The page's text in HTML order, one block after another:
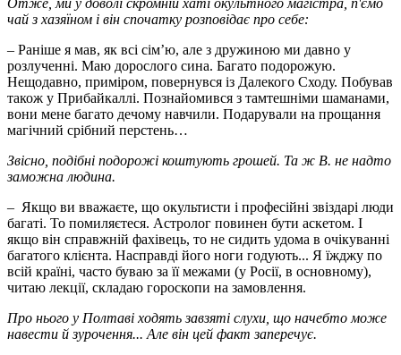
чай з хазяїном і він спочатку розповідає про себе:
– Раніше я мав, як всі сім’ю, але з дружиною ми давно у
розлученні. Маю дорослого сина. Багато подорожую.
Нещодавно, приміром, повернувся із Далекого Сходу. Побував
також у Прибайкаллі. Познайомився з тамтешніми шаманами,
вони мене багато дечому навчили. Подарували на прощання
магічний срібний перстень…
Звісно, подібні подорожі коштують грошей. Та ж В. не надто
заможна людина.
– Якщо ви вважаєте, що окультисти і професійні звіздарі люди
багаті. То помиляєтеся. Астролог повинен бути аскетом. І
якщо він справжній фахівець, то не сидить удома в очікуванні
багатого клієнта. Насправді його ноги годують... Я їжджу по
всій країні, часто буваю за її межами (у Росії, в основному),
читаю лекції, складаю гороскопи на замовлення.
Про нього у Полтаві ходять завзяті слухи, що начебто може
навести й зурочення... Але він цей факт заперечує.